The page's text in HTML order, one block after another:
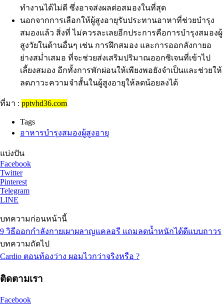
ทำงานได้ไม่ดี ซึ่งอาจส่งผลต่อสมองในที่สุด
นอกจากการเลือกให้ผู้สูงอายุรับประทานอาหาที่ช่วยบำรุง
สมองแล้ว สิ่งที่ ไม่ควรละเลยอีกประการคือการบำรุงสมองผู้
สูงวัยในด้านอื่นๆ เช่น การฝึกสมอง และการออกลังกายอ
ย่างสม่ำเสมอ ที่จะช่วยส่งเสริมปริมาณออกซิเจนที่เข้าไป
เลี้ยงสมอง อีกทั้งการพักผ่อนให้เพียงพอยังจำเป็นและช่วยให้
ลดภาวะความจำสั้นในผู้สูงอายุให้ลดน้อยลงได้
ที่มา : pptvhd36.com
Tags
อาหารบำรุงสมองผู้สูงอายุ
แบ่งปัน
Facebook
Twitter
Pinterest
Telegram
LINE
บทความก่อนหน้านี้
9 วิธีออกกำลังกายเผาผลาญแคลอรี แถมลดน้ำหนักได้ดีแบบถาวร
บทความถัดไป
Cardio ตอนท้องว่าง ผอมไวกว่าจริงหรือ ?
ติดตามเรา
Facebook